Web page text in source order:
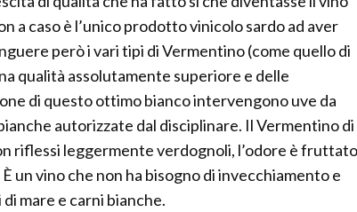
a caso è l’unico prodotto vinicolo sardo ad aver
però i vari tipi di Vermentino (come quello di
qualità assolutamente superiore e delle
di questo ottimo bianco intervengono uve da
autorizzate dal disciplinare. Il Vermentino di
riflessi leggermente verdognoli, l’odore è fruttato
un vino che non ha bisogno di invecchiamento e
mare e carni bianche.